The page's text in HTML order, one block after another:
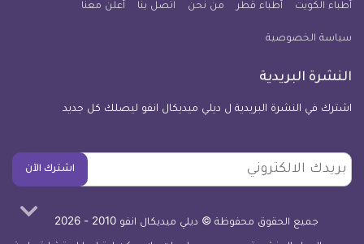
للآيفون
أطباء الكويت أطباء قطر من نحن اتصل بنا أعلن معنا
سياسة الخصوصية
النشرة البريدية
اشترك في النشرة البريدية ل ديلي ميديكال انفو ليصلك كل جديد
بريدك
الالكتروني
اشترك الآن
جميع الحقوق محفوظة © ديلي ميديكال انفو 2010 - 2026